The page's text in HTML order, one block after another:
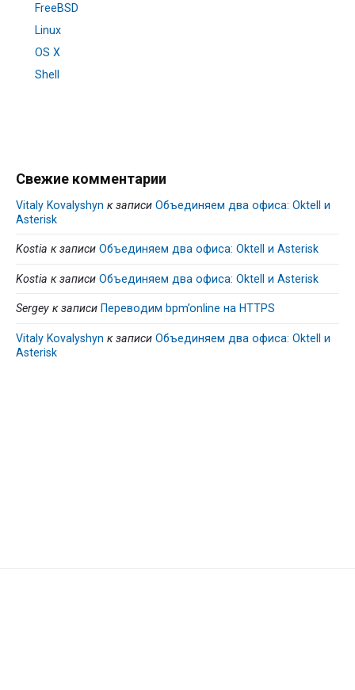
FreeBSD
Linux
OS X
Shell
Свежие комментарии
Vitaly Kovalyshyn к записи Объединяем два офиса: Oktell и
Asterisk
Kostia к записи Объединяем два офиса: Oktell и Asterisk
Kostia к записи Объединяем два офиса: Oktell и Asterisk
Sergey к записи Переводим bpm’online на HTTPS
Vitaly Kovalyshyn к записи Объединяем два офиса: Oktell и
Asterisk